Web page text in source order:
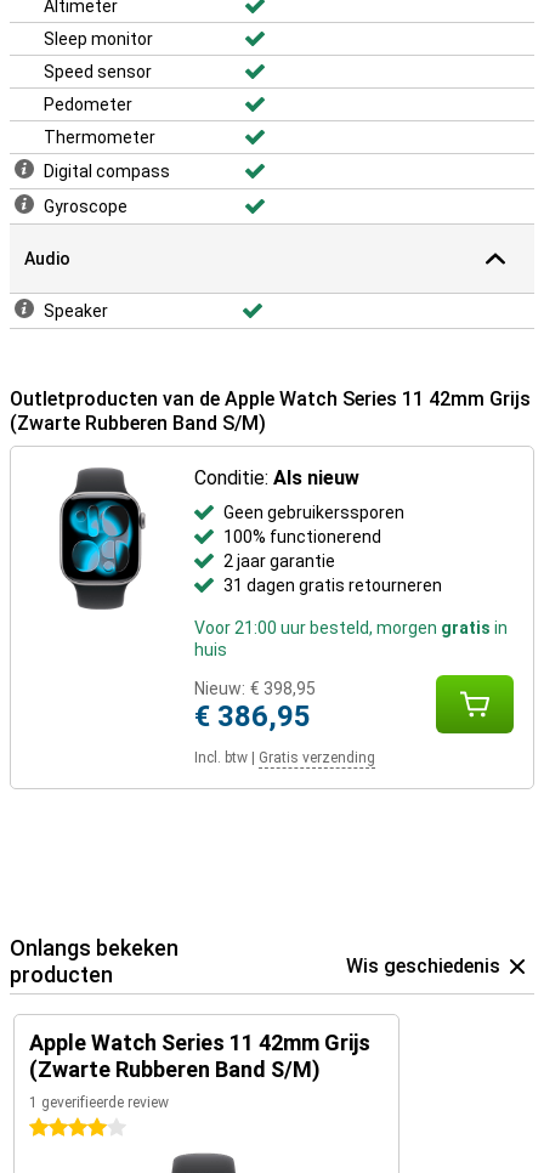
Altimeter
Sleep monitor
Speed sensor
Pedometer
Thermometer
Digital compass
Gyroscope
Audio
Speaker
Outletproducten van de Apple Watch Series 11 42mm Grijs
(Zwarte Rubberen Band S/M)
Conditie:Als nieuw
Geen gebruikerssporen
100% functionerend
2 jaar garantie
31 dagen gratis retourneren
Voor 21:00 uur besteld, morgen gratis in
huis
Nieuw: € 398,95
€ 386,95
Incl. btw Gratis verzending
Onlangs bekeken
producten
Wis geschiedenis
Apple Watch Series 11 42mm Grijs
(Zwarte Rubberen Band S/M)
1 geverifieerde review
4 sterren